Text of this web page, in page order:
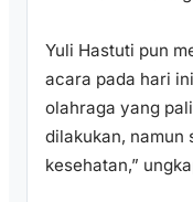
Yuli Hastuti pun
acara pada hari
olahraga yang
dilakukan, namun
kesehatan,”